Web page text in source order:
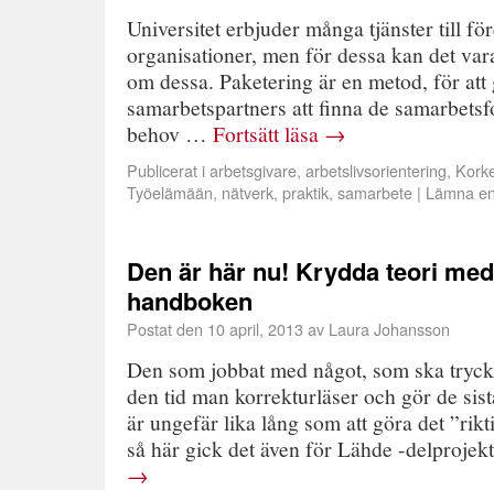
Universitet erbjuder många tjänster till
organisationer, men för dessa kan det
om dessa. Paketering är en metod, för
samarbetspartners att finna de
behov … Fortsätt läsa →
Publicerat iarbetsgivare, arbetslivsorientering,
Työelämään, nätverk, praktik, samarbete | Lämna
Den är här nu! Krydda teori
handboken
Postat den 10 april, 2013 av Laura Johansson
Den som jobbat med något, som ska
den tid man korrekturläser och gör de
är ungefär lika lång som att göra det
så här gick det även för Lähde -
→